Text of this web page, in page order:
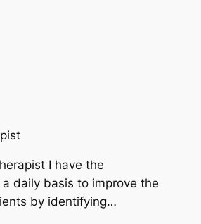
I have the
daily basis to improve the
by identifying…